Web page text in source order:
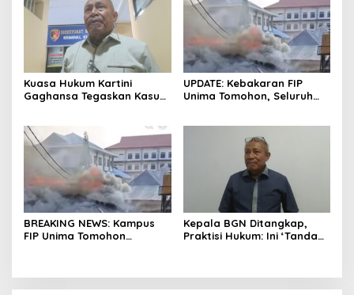
Kuasa Hukum Kartini
Gaghansa Tegaskan Kasus
UPDATE: Kebakaran FIP
Unima Tomohon, Seluruh
BREAKING NEWS: Kampus
FIP Unima Tomohon
Kepala BGN Ditangkap,
Praktisi Hukum: Ini ‘Tanda